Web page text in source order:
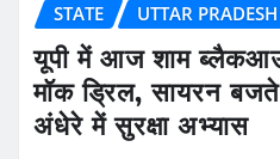
STATE UTTAR PRADESH
यूपी में आज शाम
मॉक ड्रिल, सायरन बजते
अंधेरे में सुरक्षा अभ्यास